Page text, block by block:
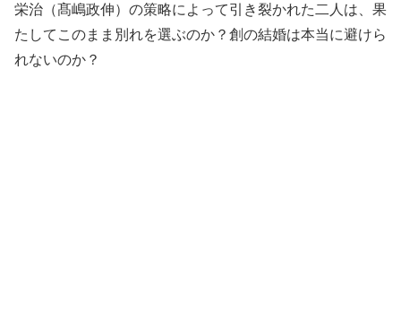
栄治（髙嶋政伸）の策略によって引き裂かれた二人は、果
たしてこのまま別れを選ぶのか？創の結婚は本当に避けら
れないのか？